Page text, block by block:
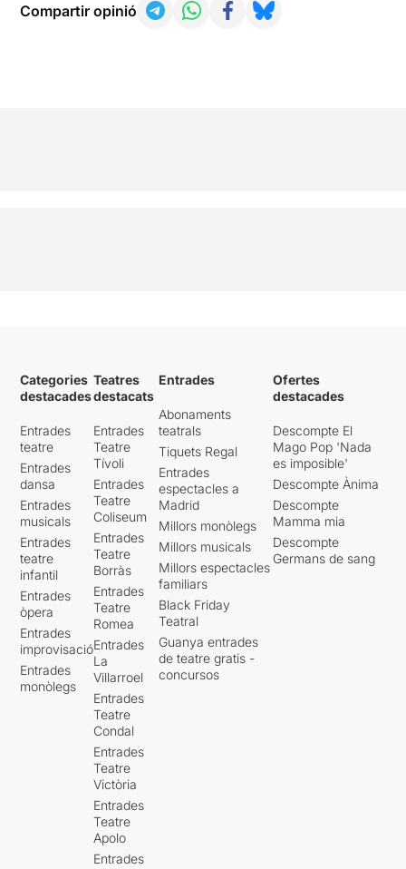
Compartir opinió
Categories
destacades
Entrades
teatre
Entrades
dansa
Entrades
musicals
Entrades
teatre
infantil
Entrades
òpera
Entrades
improvisació
Entrades
monòlegs
Teatres
destacats
Entrades
Teatre
Tívoli
Entrades
Teatre
Coliseum
Entrades
Teatre
Borràs
Entrades
Teatre
Romea
Entrades
La
Villarroel
Entrades
Teatre
Condal
Entrades
Teatre
Victòria
Entrades
Teatre
Apolo
Entrades
Entrades
Abonaments
teatrals
Tiquets Regal
Entrades
espectacles a
Madrid
Millors monòlegs
Millors musicals
Millors espectacles
familiars
Black Friday
Teatral
Guanya entrades
de teatre gratis -
concursos
Ofertes
destacades
Descompte El
Mago Pop 'Nada
es imposible'
Descompte Ànima
Descompte
Mamma mia
Descompte
Germans de sang